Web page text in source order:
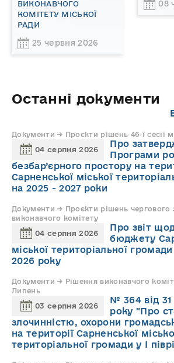
ВИКОНАВЧОГО
КОМІТЕТУ МІСЬКОЇ
РАДИ
25 червня 2026
08
Останні документи
Документи → Проєкти рішень 46-ї сесії
04 серпня 2026
Про
Програми
безбар’єрного простору на
Сарненської міської
на 2025 - 2027 роки
Документи → Проєкти рішень чергового
виконавчого комітету
04 серпня 2026
Про звіт
бюджету
міської територіальної
2026 року
Документи → Рішення виконавчого
Липень
03 серпня 2026
№ 364 від
року "Про
злочинністю, охорони
на території Сарненської
територіальної громади у І